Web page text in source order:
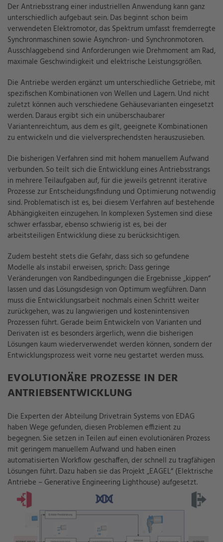
Der Antriebsstrang einer industriellen Anwendung kann ganz
unterschiedlich aufgebaut sein. Das beginnt schon beim
verwendeten Elektromotor, das Spektrum umfasst fremderregte
Synchronmaschinen sowie Asynchron- und Synchronmotoren.
Ausschlaggebend sind Anforderungen wie Drehmoment am Rad,
maximale Geschwindigkeit und elektrische Leistungsgrößen.
Die Antriebe werden ergänzt um unterschiedliche Getriebe, mit
spezifischen Kombinationen von Wellen und Lagern. Und nicht
zuletzt können auch verschiedene Gehäusevarianten eingesetzt
werden. Daraus ergibt sich ein unüberschaubarer
Variantenreichtum, aus dem es gilt, geeignete Kombinationen
zu entwickeln und die vielversprechendsten herauszusieben.
Die bisherigen Verfahren sind mit hohem manuellem Aufwand
verbunden. So teilt sich die Entwicklung eines Antriebsstrangs
in mehrere Teilaufgaben auf, für die jeweils getrennt iterative
Prozesse zur Entscheidungsfindung und Optimierung notwendig
sind. Problematisch ist es, bei diesem Verfahren auf bestehende
Abhängigkeiten einzugehen. In komplexen Systemen sind diese
schwer erfassbar, ebenso schwierig ist es, bei der
arbeitsteiligen Entwicklung diese zu berücksichtigen.
Zudem besteht stets die Gefahr, dass sich so gefundene
Modelle als instabil erweisen, sprich: Dass geringe
Veränderungen von Randbedingungen die Ergebnisse „kippen“
lassen und das Lösungsdesign von Optimum wegführen. Dann
muss die Entwicklungsarbeit nochmals einen Schritt weiter
zurückgehen, was zu langwierigen und kostenintensiven
Prozessen führt. Gerade beim Entwickeln von Varianten und
Derivaten ist es besonders ärgerlich, wenn die bisherigen
Lösungen kaum wiederverwendet werden können, sondern der
Entwicklungsprozess weit vorne neu gestartet werden muss.
EVOLUTIONÄRE PROZESSE IN DER
ANTRIEBSENTWICKLUNG
Die Experten der Abteilung Drivetrain Systems von EDAG
haben Wege gefunden, diesen Problemen effizient zu
begegnen. Sie setzen in Teilen auf einen evolutionären Prozess
mit geringem manuellem Aufwand und haben einen
automatisierten Workflow geschaffen, der schnell zu tragfähigen
Lösungen führt. Dazu haben sie das Projekt „EAGEL“ (Elektrische
Antriebe – Generative Engineering Lighthouse) aufgesetzt.